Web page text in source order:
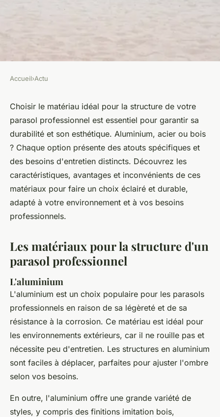
Parasol professionnel : quel
matériau choisir pour la
structure ?
Mya •26 juin 2024•3 min de lecture
Accueil›Actu
Choisir le matériau idéal pour la structure de votre
parasol professionnel est essentiel pour garantir sa
durabilité et son esthétique. Aluminium, acier ou bois
? Chaque option présente des atouts spécifiques et
des besoins d'entretien distincts. Découvrez les
caractéristiques, avantages et inconvénients de ces
matériaux pour faire un choix éclairé et durable,
adapté à votre environnement et à vos besoins
professionnels.
Les matériaux pour la structure d'un
parasol professionnel
L'aluminium
L'aluminium est un choix populaire pour les parasols
professionnels en raison de sa légèreté et de sa
résistance à la corrosion. Ce matériau est idéal pour
les environnements extérieurs, car il ne rouille pas et
nécessite peu d'entretien. Les structures en aluminium
sont faciles à déplacer, parfaites pour ajuster l'ombre
selon vos besoins.
En outre, l'aluminium offre une grande variété de
styles, y compris des finitions imitation bois,